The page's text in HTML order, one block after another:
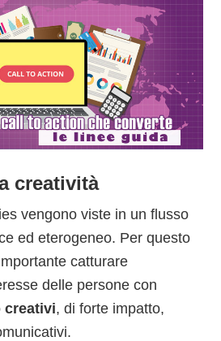
creatività
vengono viste in un flusso
ed eterogeneo. Per questo
catturare
delle persone con
creativi, di forte impatto,